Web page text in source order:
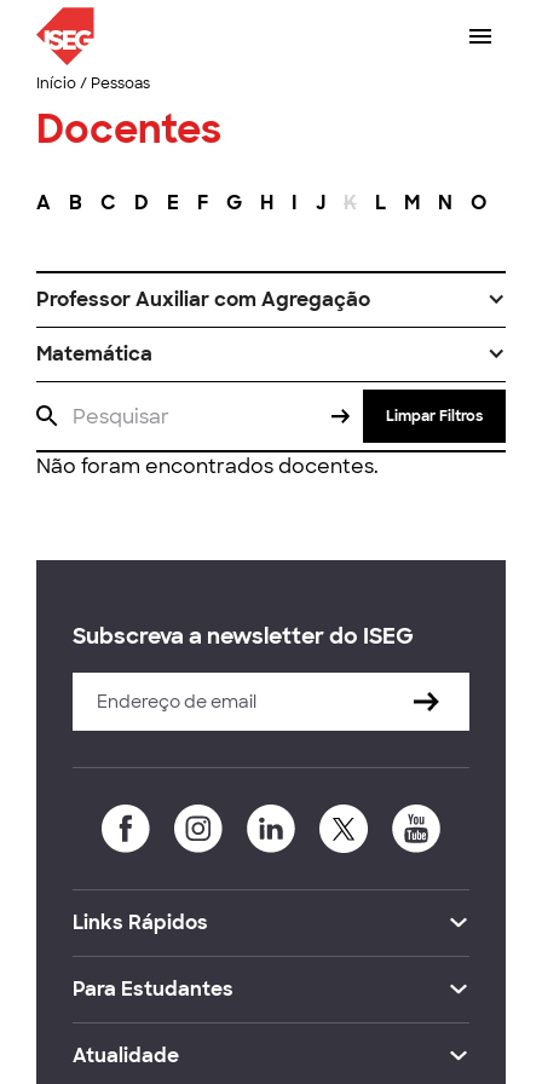
Início/ Pessoas
Docentes
A B C D E F G H I J K L M N O
Professor Auxiliar com Agregação
Matemática
Limpar Filtros
Não foram encontrados docentes.
Subscreva a newsletter do ISEG
Links Rápidos
Para Estudantes
Atualidade